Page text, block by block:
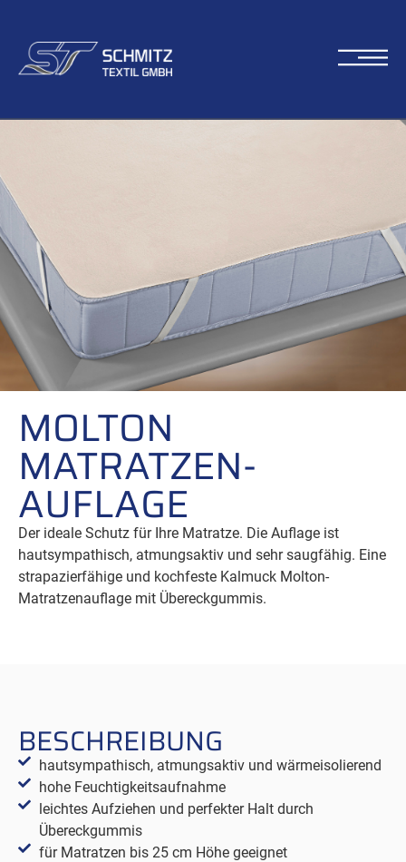
MOLTON
MATRATZEN­
AUFLAGE
Der ideale Schutz für Ihre Matratze. Die Auflage ist
hautsympathisch, atmungsaktiv und sehr saugfähig. Eine
strapazierfähige und kochfeste Kalmuck Molton-
Matratzenauflage mit Übereckgummis.
BESCHREIBUNG
hautsympathisch, atmungsaktiv und wärmeisolierend
hohe Feuchtigkeitsaufnahme
leichtes Aufziehen und perfekter Halt durch
Übereckgummis
für Matratzen bis 25 cm Höhe geeignet